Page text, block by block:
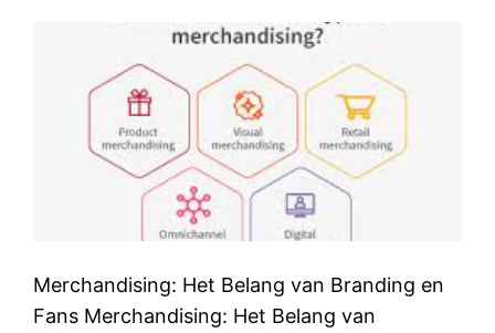
Merchandising: Het Belang van Branding en
Fans Merchandising: Het Belang van